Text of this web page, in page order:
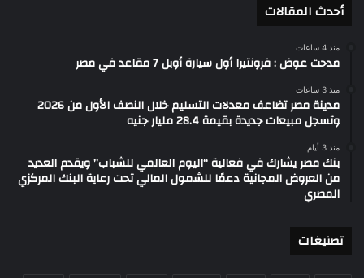
أحدث المقالات
منذ 4 ساعات
مدحت عوض : فرونتيرا أول سيارة أوبل 7 مقاعد في مصر
منذ 3 ساعات
مدينة مصر تضاعف معدلات التسليم خلال النصف الأول من 2026
وتسجل مبيعات جديدة بقيمة 28.4 مليار جنيه
منذ 3 أيام
بنك مصر يشارك في فعالية “اليوم العالمي للشباب” ويقدم العديد
من العروض المجانية دعمًا للشمول المالي تحت رعاية البنك المركزي
المصري
تصنيغات